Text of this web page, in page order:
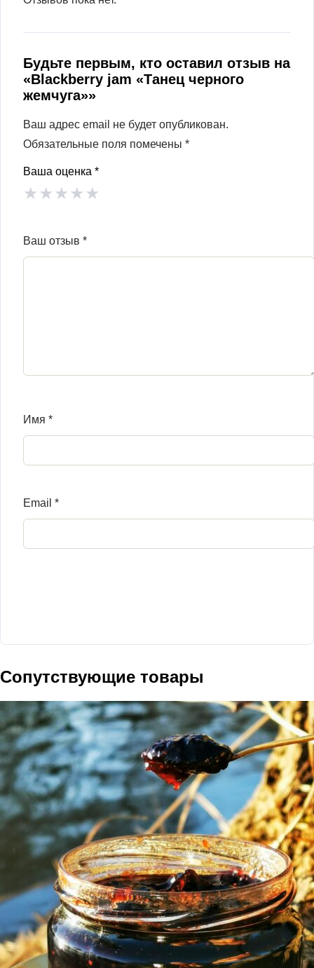
Будьте первым, кто оставил отзыв на
«Blackberry jam «Танец черного
жемчуга»»
Ваш адрес email не будет опубликован.
Обязательные поля помечены *
Ваша оценка *
★★★★★
Ваш отзыв *
Имя *
Email *
Сопутствующие товары